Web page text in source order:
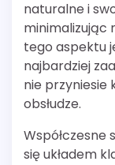
naturalne i
minimalizując
tego aspektu
najbardziej
nie przyniesie
obsłudze.
się układem